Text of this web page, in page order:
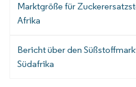
Marktgröße für
Afrika
Bericht über den
Südafrika